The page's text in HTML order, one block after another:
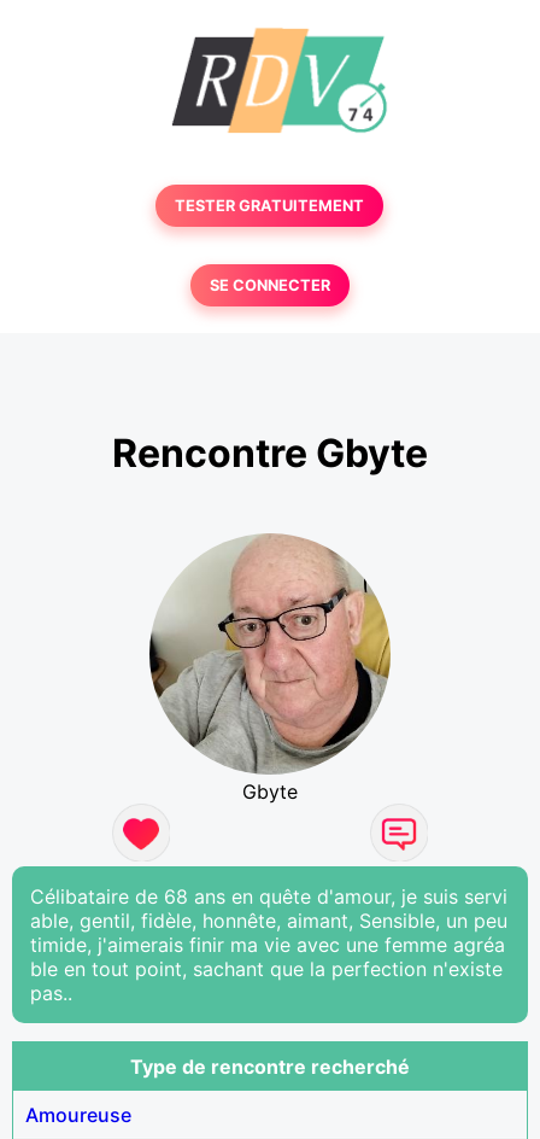
TESTER GRATUITEMENT
SE CONNECTER
Rencontre Gbyte
Gbyte
Célibataire de 68 ans en quête d'amour, je suis servi
able, gentil, fidèle, honnête, aimant, Sensible, un peu
timide, j'aimerais finir ma vie avec une femme agréa
ble en tout point, sachant que la perfection n'existe
pas..
Type de rencontre recherché
Amoureuse